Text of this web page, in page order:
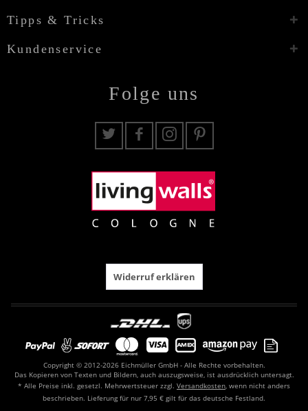
Tipps & Tricks
Kundenservice
Folge uns
Widerruf erklären
Copyright © 2012-2026 Eichmüller GmbH - Alle Rechte vorbehalten.
Das Kopieren von Texten und Bildern, auch auszugsweise, ist ausdrücklich untersagt.
* Alle Preise inkl. gesetzl. Mehrwertsteuer zzgl. Versandkosten , wenn nicht anders
beschrieben. Lieferung für nur 7,95 € gilt für das deutsche Festland.